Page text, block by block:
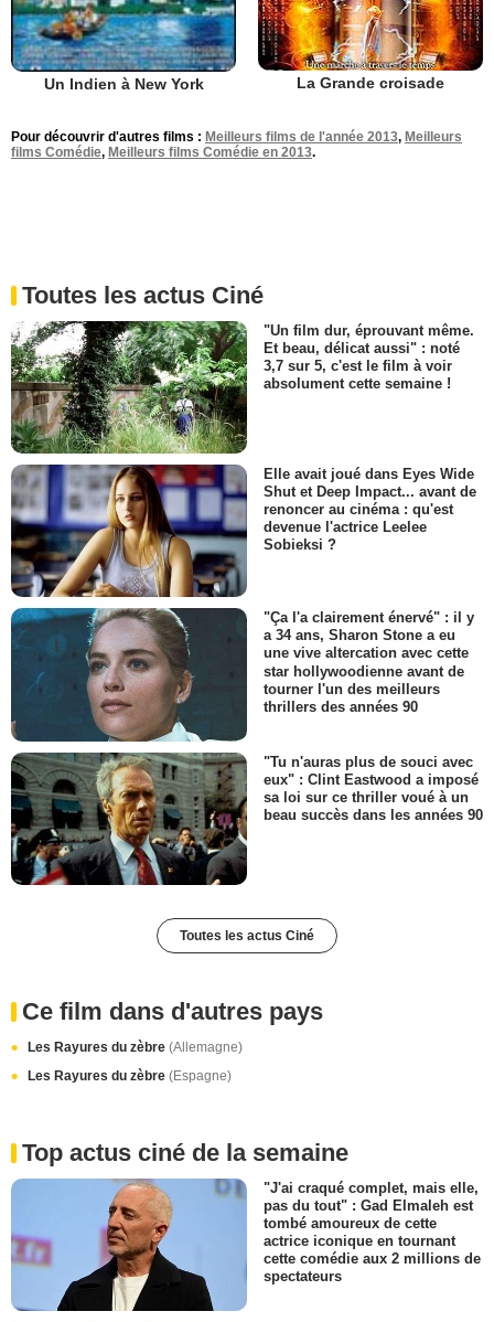
Un Indien à New York La Grande croisade
Pour découvrir d'autres films : Meilleurs films de l'année 2013, Meilleurs
films Comédie, Meilleurs films Comédie en 2013.
Toutes les actus Ciné
"Un film dur, éprouvant même.
Et beau, délicat aussi" : noté
3,7 sur 5, c'est le film à voir
absolument cette semaine !
Elle avait joué dans Eyes Wide
Shut et Deep Impact... avant de
renoncer au cinéma : qu'est
devenue l'actrice Leelee
Sobieksi ?
"Ça l'a clairement énervé" : il y
a 34 ans, Sharon Stone a eu
une vive altercation avec cette
star hollywoodienne avant de
tourner l'un des meilleurs
thrillers des années 90
"Tu n'auras plus de souci avec
eux" : Clint Eastwood a imposé
sa loi sur ce thriller voué à un
beau succès dans les années 90
Toutes les actus Ciné
Ce film dans d'autres pays
Les Rayures du zèbre (Allemagne)
Les Rayures du zèbre (Espagne)
Top actus ciné de la semaine
"J'ai craqué complet, mais elle,
pas du tout" : Gad Elmaleh est
tombé amoureux de cette
actrice iconique en tournant
cette comédie aux 2 millions de
spectateurs